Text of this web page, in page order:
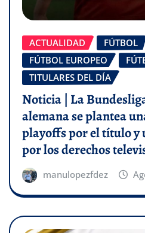
ACTUALIDAD
FÚTBOL
FÚTBOL EUROPEO
TITULARES DEL DÍA
Noticia | La
alemana se plantea
playoffs por el título y
por los derechos
manulopezfdez